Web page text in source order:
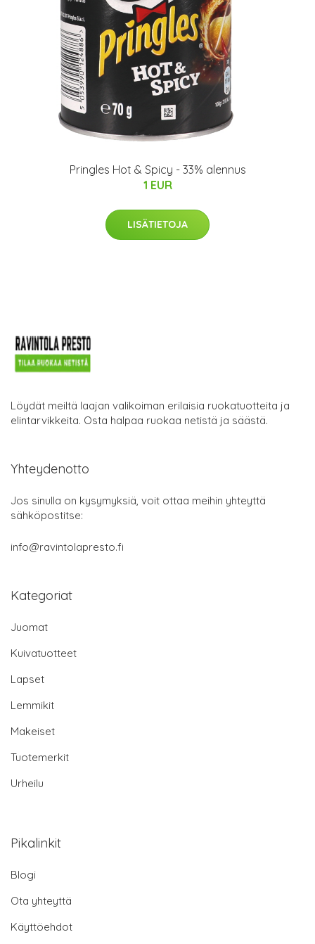
Pringles Hot & Spicy - 33% alennus
1 EUR
LISÄTIETOJA
Löydät meiltä laajan valikoiman erilaisia ruokatuotteita ja
elintarvikkeita. Osta halpaa ruokaa netistä ja säästä.
Yhteydenotto
Jos sinulla on kysymyksiä, voit ottaa meihin yhteyttä
sähköpostitse:
info@ravintolapresto.fi
Kategoriat
Juomat
Kuivatuotteet
Lapset
Lemmikit
Makeiset
Tuotemerkit
Urheilu
Pikalinkit
Blogi
Ota yhteyttä
Käyttöehdot